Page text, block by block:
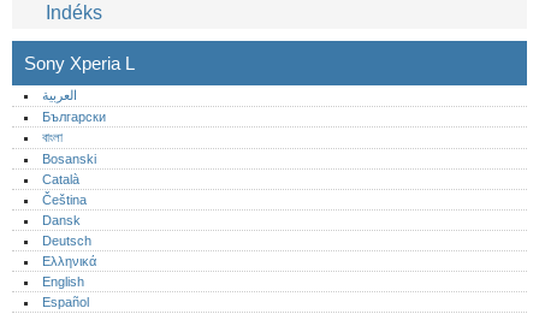
Indéks
Sony Xperia L
العربية
Български
বাংলা
Bosanski
Català
Čeština
Dansk
Deutsch
Ελληνικά
English
Español